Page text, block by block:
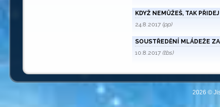
KDYŽ NEMŮŽEŠ, TAK PŘIDEJ
24.8.2017 (pp)
SOUSTŘEDĚNÍ MLÁDEŽE
10.8.2017 (tbs)
2026 ©